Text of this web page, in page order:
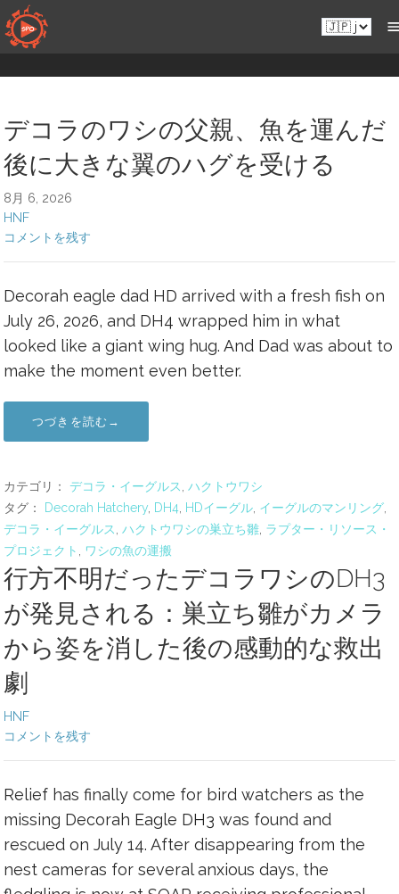
コ
ン
テ
ン
移
動
Ja.sportsmansparadiseonline.com
デコラのワシの父親、魚を運んだ
後に大きな翼のハグを受ける
8月 6, 2026
HNF
コメントを残す
Decorah eagle dad HD arrived with a fresh fish on
July 26, 2026, and DH4 wrapped him in what
looked like a giant wing hug. And Dad was about to
make the moment even better.
つづきを読む→
カテゴリ： デコラ・イーグルス ハクトウワシ
タグ：
Decorah Hatchery DH4 HDイーグル イーグルのマンリング
デコラ・イーグルス ハクトウワシの巣立ち雛 ラプター・リソース・
プロジェクト
ワシの魚の運搬
行方不明だったデコラワシのDH3
が発見される：巣立ち雛がカメラ
から姿を消した後の感動的な救出
劇
HNF
コメントを残す
Relief has finally come for bird watchers as the
missing Decorah Eagle DH3 was found and
rescued on July 14. After disappearing from the
nest cameras for several anxious days, the